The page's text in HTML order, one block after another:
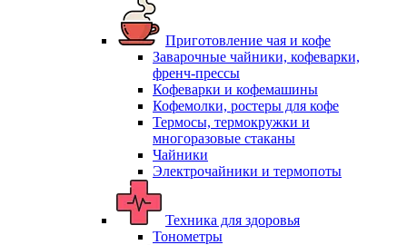
Приготовление чая и кофе
Заварочные чайники, кофеварки,
френч-прессы
Кофеварки и кофемашины
Кофемолки, ростеры для кофе
Термосы, термокружки и
многоразовые стаканы
Чайники
Электрочайники и термопоты
Техника для здоровья
Тонометры